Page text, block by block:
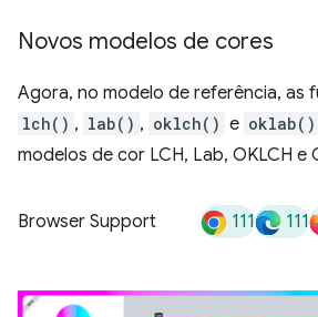
Novos modelos de cores
Agora, no modelo de referência, as
lch() , lab() , oklch() e oklab()
modelos de cor LCH, Lab, OKLCH e
Browser Support 111 111